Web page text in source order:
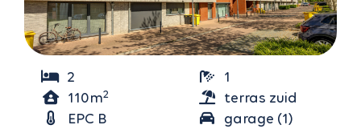
2
1
110m2
terras zuid
(38m²)
EPC B
garage (1)